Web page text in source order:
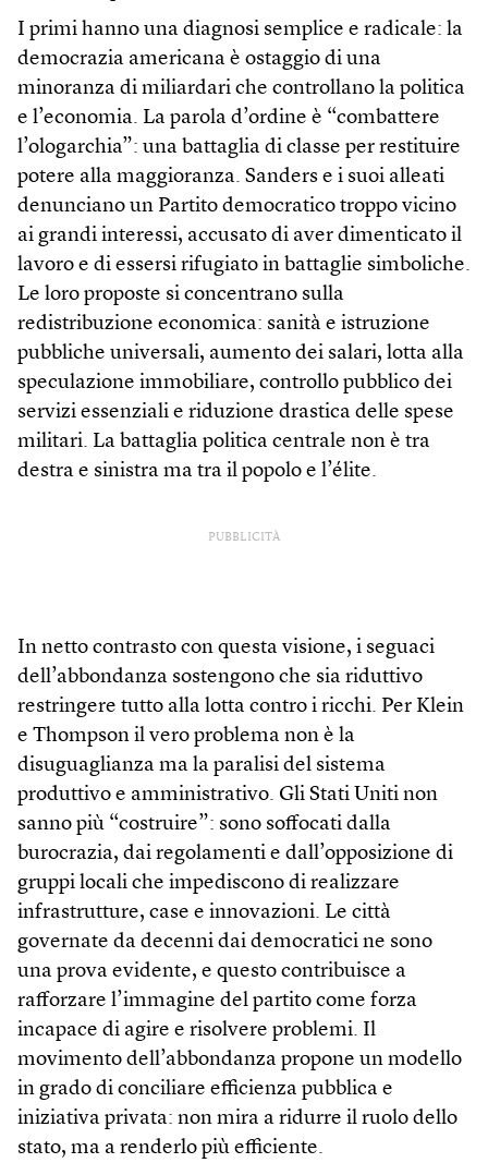
I primi hanno una diagnosi semplice e radicale: la
democrazia americana è ostaggio di una
minoranza di miliardari che controllano la politica
e l’economia. La parola d’ordine è “combattere
l’ologarchia”: una battaglia di classe per restituire
potere alla maggioranza. Sanders e i suoi alleati
denunciano un Partito democratico troppo vicino
ai grandi interessi, accusato di aver dimenticato il
lavoro e di essersi rifugiato in battaglie simboliche.
Le loro proposte si concentrano sulla
redistribuzione economica: sanità e istruzione
pubbliche universali, aumento dei salari, lotta alla
speculazione immobiliare, controllo pubblico dei
servizi essenziali e riduzione drastica delle spese
militari. La battaglia politica centrale non è tra
destra e sinistra ma tra il popolo e l’élite.
PUBBLICITÀ
In netto contrasto con questa visione, i seguaci
dell’abbondanza sostengono che sia riduttivo
restringere tutto alla lotta contro i ricchi. Per Klein
e Thompson il vero problema non è la
disuguaglianza ma la paralisi del sistema
produttivo e amministrativo. Gli Stati Uniti non
sanno più “costruire”: sono soffocati dalla
burocrazia, dai regolamenti e dall’opposizione di
gruppi locali che impediscono di realizzare
infrastrutture, case e innovazioni. Le città
governate da decenni dai democratici ne sono
una prova evidente, e questo contribuisce a
rafforzare l’immagine del partito come forza
incapace di agire e risolvere problemi. Il
movimento dell’abbondanza propone un modello
in grado di conciliare efficienza pubblica e
iniziativa privata: non mira a ridurre il ruolo dello
stato, ma a renderlo più efficiente.